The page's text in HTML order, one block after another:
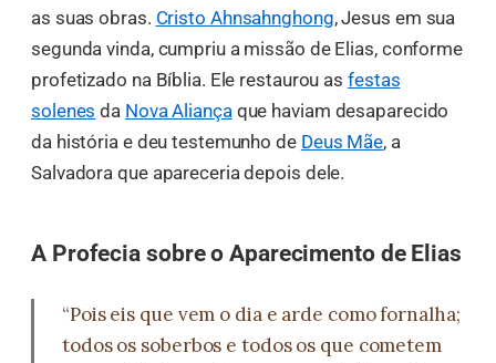
as suas obras. Cristo Ahnsahnghong, Jesus em sua
segunda vinda, cumpriu a missão de Elias, conforme
profetizado na Bíblia. Ele restaurou as festas
solenes da Nova Aliançaque haviam desaparecido
da história e deu testemunho de Deus Mãe, a
Salvadora que apareceria depois dele.
A Profecia sobre o Aparecimento de Elias
“Pois eis que vem o dia e arde como fornalha;
todos os soberbos e todos os que cometem